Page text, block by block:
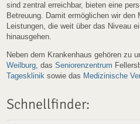
sind zentral erreichbar, bieten eine
Betreuung. Damit ermöglichen wir den
Leistungen, die weit über das Niveau
hinausgehen.
Neben dem Krankenhaus gehören zu
Weilburg, dasSeniorenzentrum
Tagesklinik sowie das Medizinische
Schnellfinder: